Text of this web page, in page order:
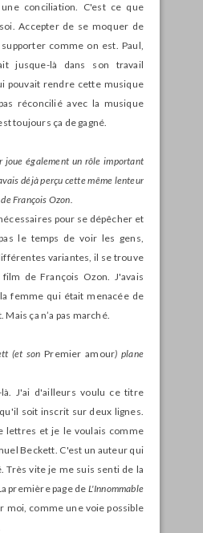
conciliation. C'est ce que
Accepter de se moquer de
comme on est. Paul,
jusque-là dans son travail
pouvait rendre cette musique
réconcilié avec la musique
toujours ça de gagné.
joue également un rôle important
déjàperçu cette même lenteur
de François Ozon.
pour se dépêcher et
le temps de voir les gens,
variantes, il se trouve
film de François Ozon. J'avais
femme qui était menacée de
ça n’a pas marché.
(et sonPremier amour) plane
J'ai d'ailleurs voulu ce titre
soit inscrit sur deux lignes.
lettres et je le voulais comme
Beckett. C'est un auteur qui
Très vite je me suis senti de la
première page de L'Innommable
moi, comme une voie possible